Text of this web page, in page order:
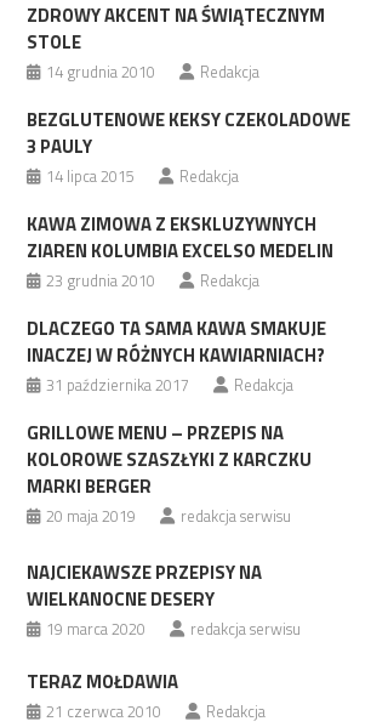
ZDROWY AKCENT NA ŚWIĄTECZNYM
STOLE
14 grudnia 2010 Redakcja
BEZGLUTENOWE KEKSY CZEKOLADOWE
3 PAULY
14 lipca 2015 Redakcja
KAWA ZIMOWA Z EKSKLUZYWNYCH
ZIAREN KOLUMBIA EXCELSO MEDELIN
23 grudnia 2010 Redakcja
DLACZEGO TA SAMA KAWA SMAKUJE
INACZEJ W RÓŻNYCH KAWIARNIACH?
31 października 2017 Redakcja
GRILLOWE MENU – PRZEPIS NA
KOLOROWE SZASZŁYKI Z KARCZKU
MARKI BERGER
20 maja 2019 redakcja serwisu
NAJCIEKAWSZE PRZEPISY NA
WIELKANOCNE DESERY
19 marca 2020 redakcja serwisu
TERAZ MOŁDAWIA
21 czerwca 2010 Redakcja